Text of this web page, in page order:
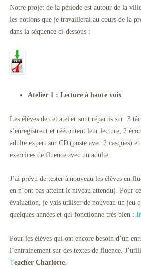
Notre projet de la période est autour de la
les notions que je travaillerai au cours de la
dans la séquence ci-dessous :
Atelier 1 : Lecture à haute voix
Les élèves de cet atelier sont répartis sur 3
s’enregistrent et réécoutent leur lecture, 2
adulte expert sur CD (poste avec 2 casques)
exercices de fluence avec un adulte.
J’ai prévu de tester à nouveau les élèves en
en n’ont pas atteint le niveau attendu). Pour
évaluation, je vais utiliser de nouveau un jeu
quelques années et qui fonctionne très bien :
Pour les élèves qui ont encore besoin d’un
l’entrainement sur des textes de fluence.
Teacher Charlotte.